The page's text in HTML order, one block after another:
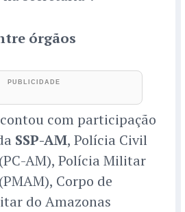
órgãos
contou com participação
SSP-AM, Polícia Civil
AM), Polícia Militar
Corpo de
do Amazonas